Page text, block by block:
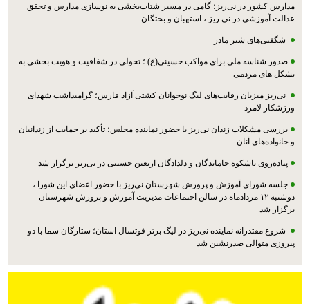
مدارس کشور در نی‌ریز؛ گامی در مسیر شتاب‌بخشی به نوسازی مدارس و تحقق
عدالت آموزشی در نی ریز ، استهبان و بختگان
شگفتی‌های شیر مادر
صدور شناسه ملی برای مواکب حسینی(ع) ؛ تحولی در شفافیت و هویت بخشی به
تشکل های مردمی
نی‌ریز میزبان رقابت‌های لیگ نوجوانان کشتی آزاد فارس؛ گرامیداشت شهدای
ورزشکار لامرد
بررسی مشکلات زندان نی‌ریز با حضور نماینده مجلس؛ تأکید بر حمایت از زندانیان
و خانواده‌های آنان
پیاده‌روی باشکوه جاماندگان و دلدادگان اربعین حسینی در نی‌ریز برگزار شد
جلسه شورای آموزش و پرورش شهرستان نی‌ریز با حضور اعضای این شورا ،
دوشنبه ۱۲ مردادماه در سالن اجتماعات مدیریت آموزش و پرورش شهرستان
برگزار شد
شروع مقتدرانه نماینده نی‌ریز در لیگ برتر فوتسال استان؛ ستارگان سما با دو
پیروزی متوالی صدرنشین شد